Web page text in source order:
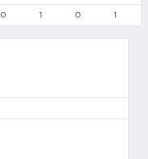
0 1 0 1